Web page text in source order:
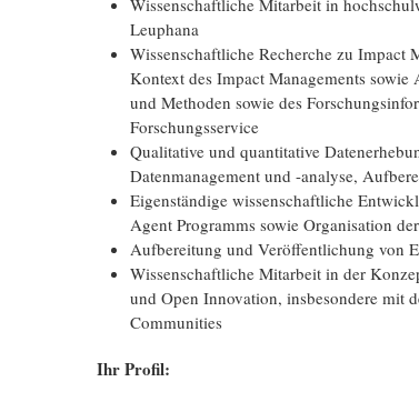
Leuphana
Wissenschaftliche Recherche zu
Kontext des Impact Managements
und Methoden sowie des
Forschungsservice
Qualitative und quantitative
Datenmanagement und -analyse,
Eigenständige wissenschaftliche
Agent Programms sowie Organisation
Aufbereitung und Veröffentlichung von
Wissenschaftliche Mitarbeit in der
und Open Innovation, insbesondere mit
Communities
Ihr Profil: